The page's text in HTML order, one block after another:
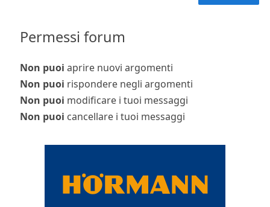
Permessi forum
Non puoi aprire nuovi argomenti
Non puoi rispondere negli argomenti
Non puoi modificare i tuoi messaggi
Non puoi cancellare i tuoi messaggi